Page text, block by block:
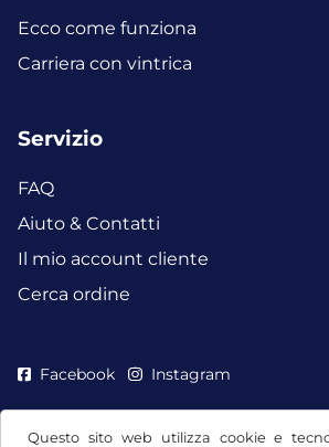
Questo sito web utilizza cookie e
Ecco come funziona
Carriera con vintrica
Servizio
FAQ
Aiuto & Contatti
Il mio account cliente
Cerca ordine
Facebook Instagram